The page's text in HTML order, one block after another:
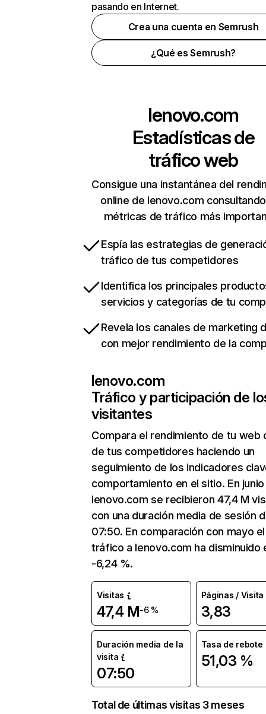
pasando en Internet.
Crea una cuenta en Semrush
¿Qué es Semrush?
lenovo.com
Estadísticas de
tráfico web
Consigue una instantánea del
online de lenovo.com
métricas de tráfico más
Espía las estrategias de
tráfico de tus competidores
Identifica los principales
servicios y categorías de tu
Revela los canales de marketing
con mejor rendimiento de la
lenovo.com
Tráfico y participación de
visitantes
Compara el rendimiento de tu web
de tus competidores haciendo un
seguimiento de los indicadores
comportamiento en el sitio. En junio
lenovo.com se recibieron 47,4 M
con una duración media de sesión
07:50. En comparación con mayo el
tráfico a lenovo.com ha disminuido
-6,24 %.
Visitas
47,4 M-6 %
Páginas / Visita
3,83
Duración media de la
visita
07:50
Tasa de rebote
51,03 %
Total de últimas visitas 3 meses